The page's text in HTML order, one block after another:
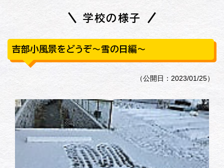
学校の様子
吉部小風景をどうぞ～雪の日編～
（公開日：2023/01/25）